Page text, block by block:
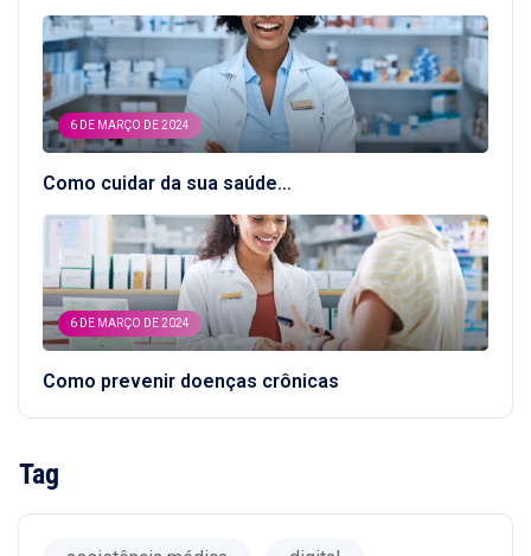
6 DE MARÇO DE 2024
Como cuidar da sua saúde…
6 DE MARÇO DE 2024
Como prevenir doenças crônicas
Tag